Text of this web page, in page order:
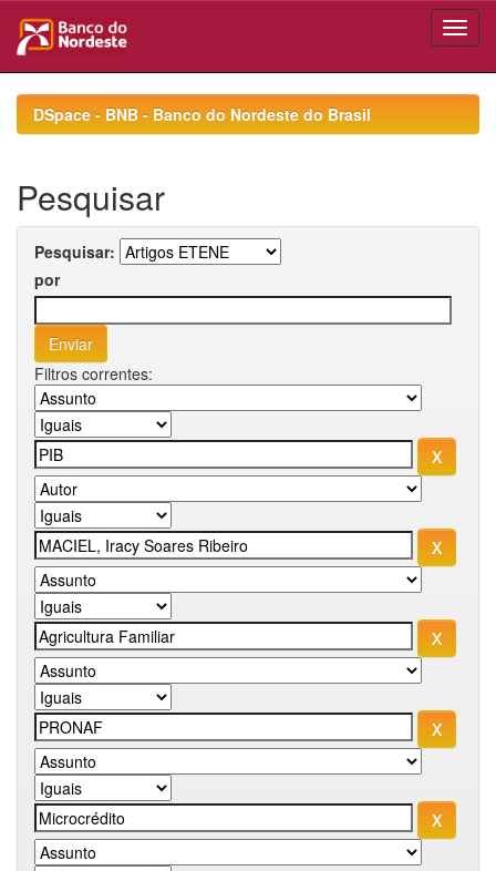
navigationDSpace - BNB - Banco do Nordeste do Brasil
Pesquisar
Pesquisar:
por
Filtros correntes: